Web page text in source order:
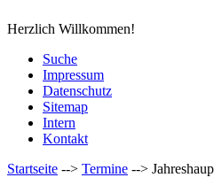
Herzlich Willkommen!
Suche
Impressum
Datenschutz
Sitemap
Intern
Kontakt
Startseite --> Termine -->